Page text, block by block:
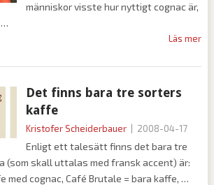
människor visste hur nyttigt cognac är,
Läs mer
Det finns bara tre sorters
kaffe
Kristofer Scheiderbauer 2008-04-17
Enligt ett talesätt finns det bara tre
(som skall uttalas med fransk accent) är:
med cognac, Café Brutale = bara kaffe,